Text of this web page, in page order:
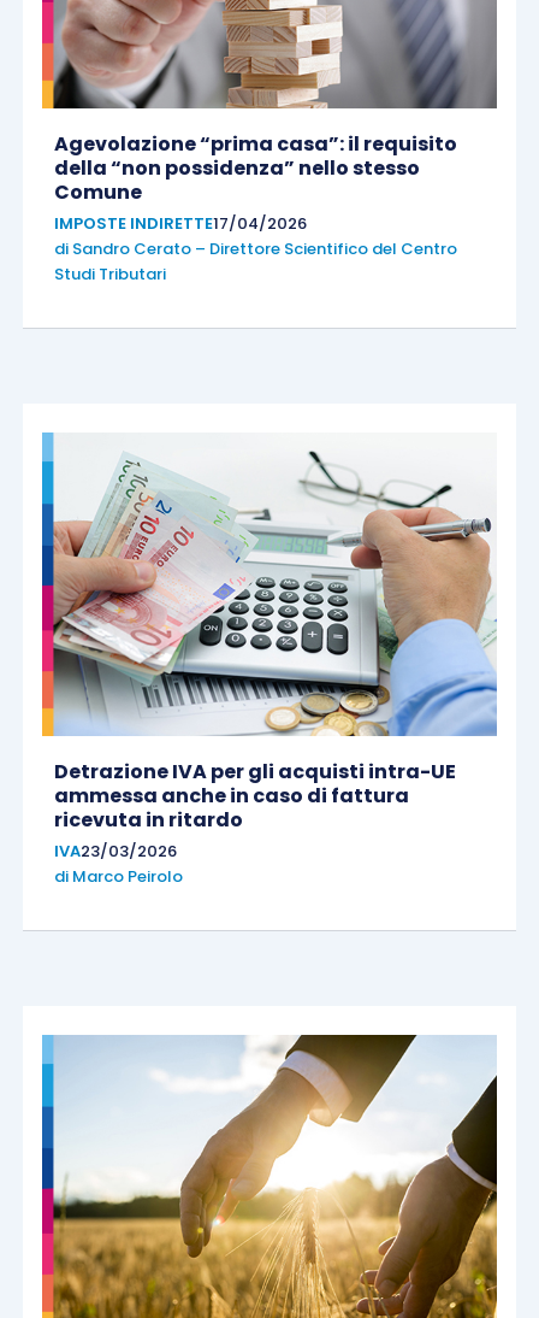
Agevolazione “prima casa”: il requisito
della “non possidenza” nello stesso
Comune
IMPOSTE INDIRETTE17/04/2026
di Sandro Cerato – Direttore Scientifico del Centro
Studi Tributari
Detrazione IVA per gli acquisti intra-UE
ammessa anche in caso di fattura
ricevuta in ritardo
IVA23/03/2026
di Marco Peirolo